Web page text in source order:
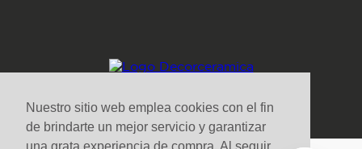
Nuestro sitio web emplea cookies con el fin
de brindarte un mejor servicio y garantizar